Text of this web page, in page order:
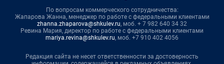
По вопросам коммерческого сотрудничества:
Жапарова Жанна, менеджер по работе с федеральными клиентами
zhanna.zhaparova@shkulev.ru, моб. + 7 982 640 34 32
Ревина Мария, директор по работе с федеральными клиентами
mariya.revina@shkulev.ru, моб. +7 910 402 4056
Редакция сайта не несет ответственности за достоверность